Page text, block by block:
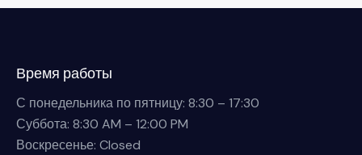
Время работы
С понедельника по пятницу: 8:30 – 17:30
Суббота: 8:30 AM – 12:00 PM
Воскресенье: Closed